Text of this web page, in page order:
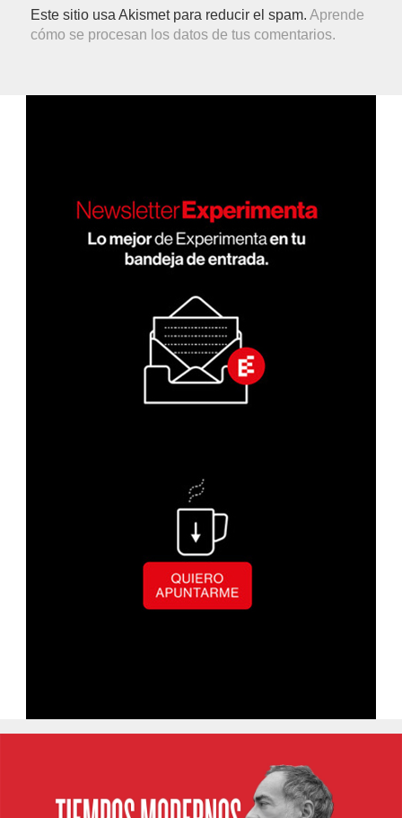
Este sitio usa Akismet para reducir el spam.Aprende
cómo se procesan los datos de tus comentarios.